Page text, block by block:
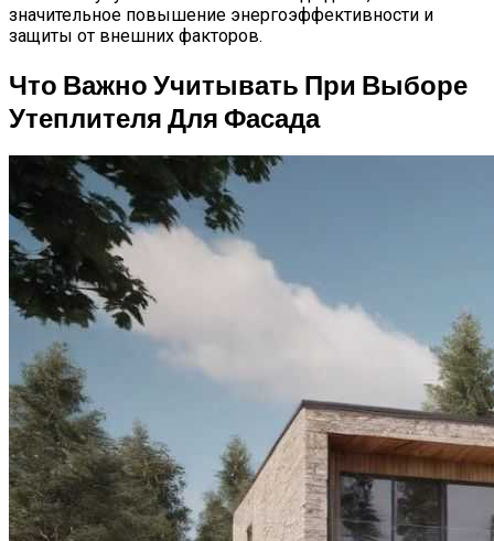
значительное повышение энергоэффективности и
защиты от внешних факторов.
Что Важно Учитывать При Выборе
Утеплителя Для Фасада